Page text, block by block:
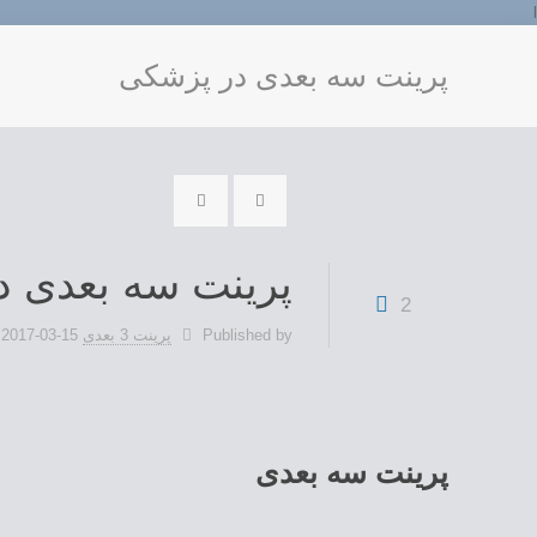
پرینت سه بعدی در پزشکی
2 پرینت سه بعدی
Published by پرینت 3 بعدی 2017-03-15
پرینت سه بعدی